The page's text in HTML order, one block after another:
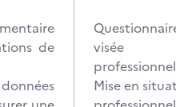
de
visée
Mise en